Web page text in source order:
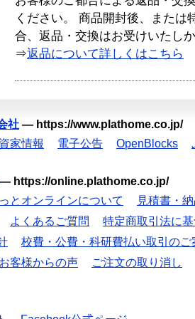
ください。 商品開封後、または
合、返品・交換はお受けいたし
⇒返品について詳しくはこちら
社 — https://www.plathome.co.jp/
家情報 電子公告 OpenBlocks
— https://online.plathome.co.jp/
とオンラインについて
見積書・
よくあるご質問
特定商取引法に
校費・公費・科研費払い取引のご
お客様からの声 ご注文の取り消し